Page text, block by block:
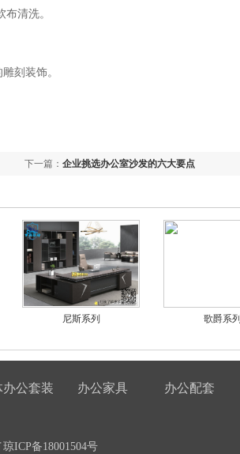
清洗。
刻装饰。
下一篇： 企业挑选办公室沙发的六大要点
尼斯系列 歌爵系列
办公套装 办公家具 办公配套
琼ICP备18001504号